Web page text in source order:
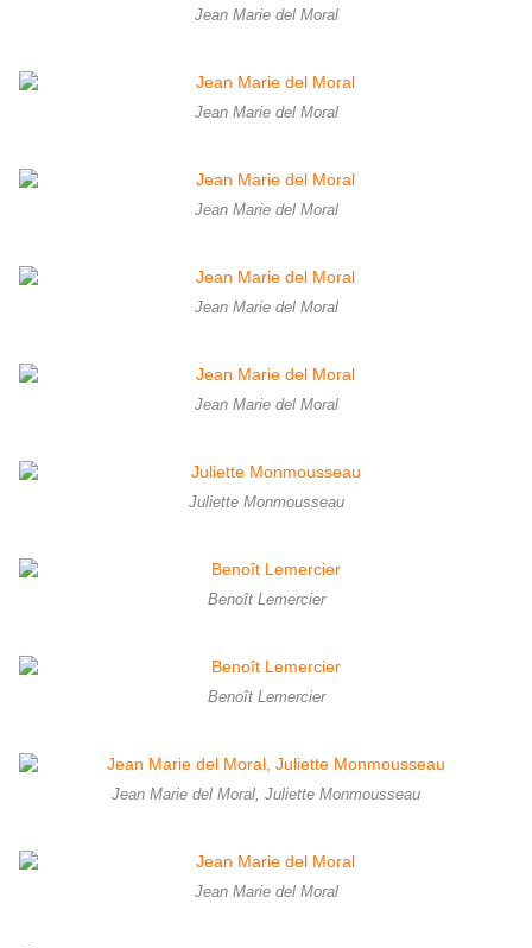
Jean Marie del Moral
Jean Marie del Moral
Jean Marie del Moral
Jean Marie del Moral
Jean Marie del Moral
Juliette Monmousseau
Benoît Lemercier
Benoît Lemercier
Jean Marie del Moral, Juliette Monmousseau
Jean Marie del Moral